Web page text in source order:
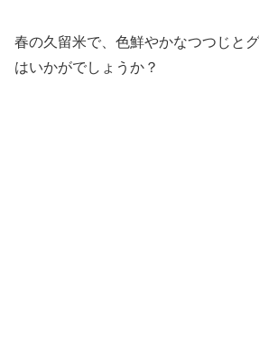
春の久留米で、色鮮やかなつつじと
はいかがでしょうか？